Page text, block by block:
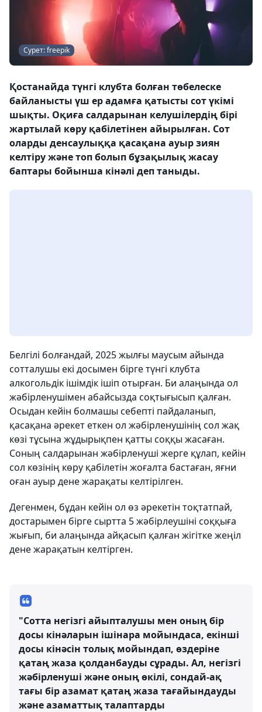
Сурет: freepik
Қостанайда түнгі клубта болған төбелеске
байланысты үш ер адамға қатысты сот үкімі
шықты. Оқиға салдарынан келушілердің бірі
жартылай көру қабілетінен айырылған. Сот
оларды денсаулыққа қасақана ауыр зиян
келтіру және топ болып бұзақылық жасау
баптары бойынша кінәлі деп таныды.
Белгілі болғандай, 2025 жылғы маусым айында
сотталушы екі досымен бірге түнгі клубта
алкогольдік ішімдік ішіп отырған. Би алаңында ол
жәбірленушімен абайсызда соқтығысып қалған.
Осыдан кейін болмашы себепті пайдаланып,
қасақана әрекет еткен ол жәбірленушінің сол жақ
көзі тұсына жұдырықпен қатты соққы жасаған.
Соның салдарынан жәбірленуші жерге құлап, кейін
сол көзінің көру қабілетін жоғалта бастаған, яғни
оған ауыр дене жарақаты келтірілген.
Дегенмен, бұдан кейін ол өз әрекетін тоқтатпай,
достарымен бірге сыртта 5 жәбірлеушіні соққыға
жығып, би алаңында айқасып қалған жігітке жеңіл
дене жарақатын келтірген.
"Сотта негізгі айыпталушы мен оның бір
досы кінәларын ішінара мойындаса, екінші
досы кінәсін толық мойындап, өздеріне
қатаң жаза қолданбауды сұрады. Ал, негізгі
жәбірленуші және оның өкілі, сондай-ақ
тағы бір азамат қатаң жаза тағайындауды
және азаматтық талаптарды